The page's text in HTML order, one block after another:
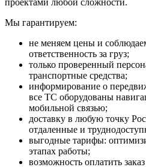
Мы гарантируем:
не меняем цены и
ответственность за груз;
только проверенный
транспортные средства;
информирование о
все ТС оборудованы
мобильной связью;
доставку в любую точку
отдаленные и
выгодные тарифы:
этапах работы;
возможность оплатить